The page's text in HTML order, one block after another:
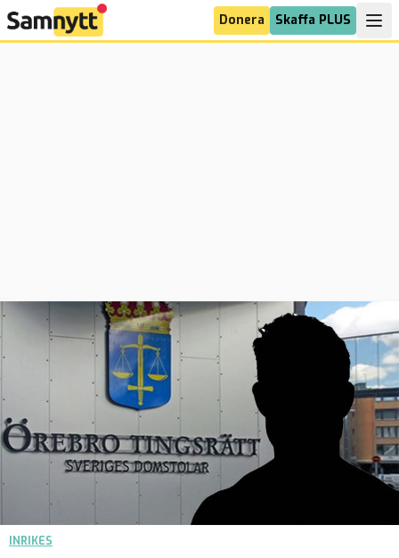
Donera Skaffa PLUS
INRIKES